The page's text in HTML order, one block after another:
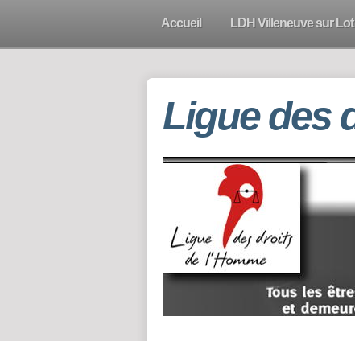
Accueil LDH Villeneuve sur Lot
Ligue des